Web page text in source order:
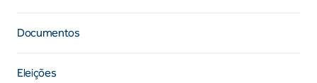
Documentos
Eleições